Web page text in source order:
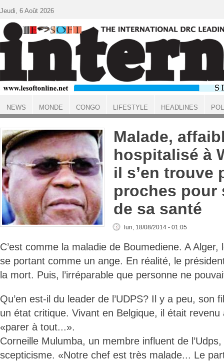
ACCUEIL
Malade,
hospitalisé à
il s’en trouve
proches pour
de sa santé
lun, 18/08/2014 - 01:05
C’est comme la maladie de Boumediene. A
se portant comme un ange. En réalité, le
la mort. Puis, l’irréparable que personne ne
Qu’en est-il du leader de l’UDPS? Il y a peu, son
un état critique. Vivant en Belgique, il était revenu
«parer à tout...».
Corneille Mulumba, un membre influent de
scepticisme. «Notre chef est très malade... Le
Jeudi, 6 Août 2026
NEWS MONDE CONGO LIFESTYLE HEADLINES